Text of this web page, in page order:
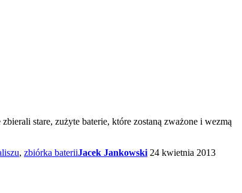
stare, zużyte baterie, które zostaną zważone i wezmą
, zbiórka bateriiJacek Jankowski 24 kwietnia 2013